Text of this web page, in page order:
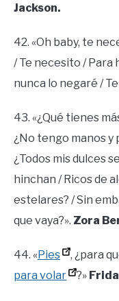
Jackson.
42. «Oh baby, te
/ Te necesito / Para
nunca lo negaré /
43. «¿Qué tienes
¿No tengo manos y
¿Todos mis dulces
hinchan / Ricos de
estelares? / Sin
que vaya?». Zora
44. «Pies , ¿para
para volar
?»